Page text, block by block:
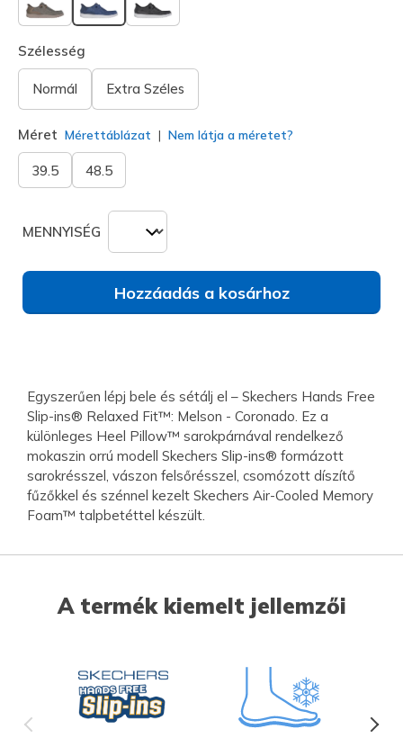
kiválasztva
Szélesség
Normál Extra Széles
Méret Mérettáblázat Nem látja a méretet?
39.5 48.5
MENNYISÉG
Hozzáadás a kosárhoz
Egyszerűen lépj bele és sétálj el – Skechers Hands Free
Slip-ins® Relaxed Fit™: Melson - Coronado. Ez a
különleges Heel Pillow™ sarokpárnával rendelkező
mokaszin orrú modell Skechers Slip-ins® formázott
sarokrésszel, vászon felsőrésszel, csomózott díszítő
fűzőkkel és szénnel kezelt Skechers Air-Cooled Memory
Foam™ talpbetéttel készült.
A termék kiemelt jellemzői